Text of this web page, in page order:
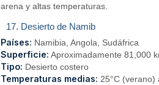
arena y altas temperaturas.
17. Desierto de Namib
Países: Namibia, Angola, Sudáfrica
Superficie: Aproximadamente 81,000
Tipo: Desierto costero
Temperaturas medias: 25°C (verano)